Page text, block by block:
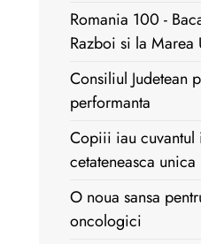
Romania 100 -
Razboi si la Marea
Consiliul Judetean
performanta
Copiii iau cuvantul
cetateneasca unica
O noua sansa
oncologici